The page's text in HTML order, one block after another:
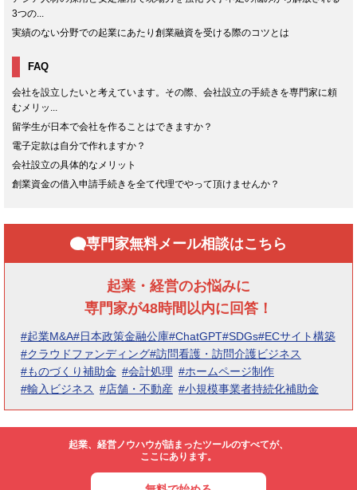
3つの...
実績のない分野での起業にあたり創業融資を受ける際のコツとは
FAQ
会社を設立したいと考えています。その際、会社設立の手続きを専門家に頼
むメリッ...
留学生が日本で会社を作ることはできますか？
電子定款は自分で作れますか？
会社設立の具体的なメリット
創業資金の借入申請手続きを全て代理でやって頂けませんか？
専門家無料メール相談はこちら
起業・経営のお悩みに
専門家が48時間以内に回答！
#起業M&A#日本政策金融公庫#ChatGPT#SDGs#ECサイト構築
#クラウドファンディング#訪問看護・訪問介護ビジネス
#ものづくり補助金 #会計処理 #ホームページ制作
#輸入ビジネス #店舗・不動産 #小規模事業者持続化補助金
起業、経営ノウハウが詰まったツールのすべてが、
ここにあります。